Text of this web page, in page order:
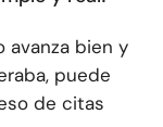
avanza bien y
puede
de citas